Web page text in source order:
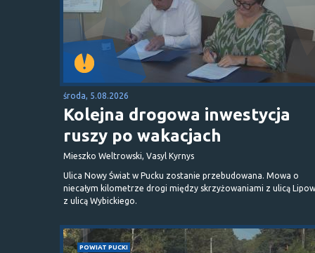
środa, 5.08.2026
Kolejna drogowa inwestycja
ruszy po wakacjach
Mieszko Weltrowski, Vasyl Kyrnys
Ulica Nowy Świat w Pucku zostanie przebudowana. Mowa o
niecałym kilometrze drogi między skrzyżowaniami z ulicą
z ulicą Wybickiego.
POWIAT PUCKI